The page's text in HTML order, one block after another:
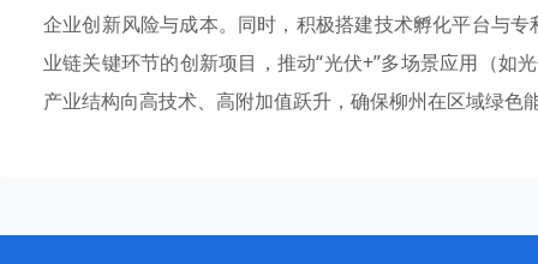
企业创新风险与成本。同时，积极搭建技术孵化平台与
业链关键环节的创新项目，推动“光伏+”多场景应用（如
产业结构向高技术、高附加值跃升，确保柳州在区域绿色